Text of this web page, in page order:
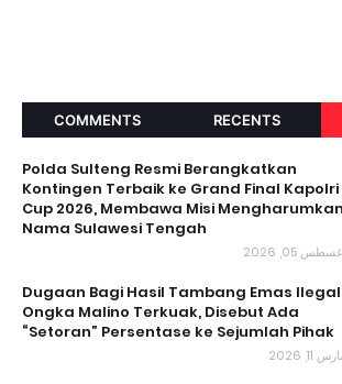
RECENTS
COMMENTS
Polda Sulteng Resmi Berangkatkan
Kontingen Terbaik ke Grand Final Kapolri
Cup 2026, Membawa Misi Mengharumkan
Nama Sulawesi Tengah
05, 2026
Dugaan Bagi Hasil Tambang Emas
Ongka Malino Terkuak, Disebut Ada
“Setoran” Persentase ke Sejumlah Pihak
11, 2026